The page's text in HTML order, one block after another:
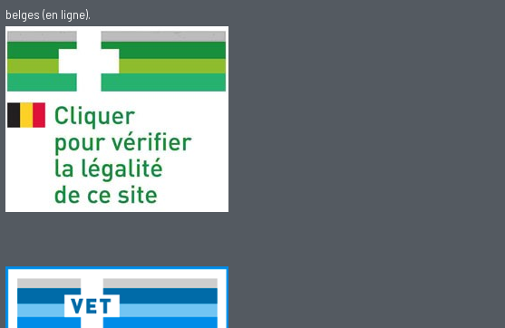
belges (en ligne).